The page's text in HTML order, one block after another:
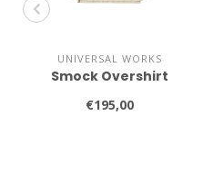
UNIVERSAL WORKS
Smock Overshirt
€195,00